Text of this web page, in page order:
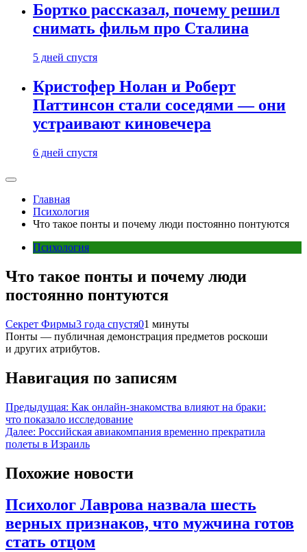
Бортко рассказал, почему решил
снимать фильм про Сталина
5 дней спустя
Кристофер Нолан и Роберт
Паттинсон стали соседями — они
устраивают киновечера
6 дней спустя
Главная
Психология
Что такое понты и почему люди постоянно понтуются
Психология
Что такое понты и почему люди
постоянно понтуются
Секрет Фирмы3 года спустя01 минуты
Понты — публичная демонстрация предметов роскоши
и других атрибутов.
Навигация по записям
Предыдущая: Как онлайн-знакомства влияют на браки:
что показало исследование
Далее: Российская авиакомпания временно прекратила
полеты в Израиль
Похожие новости
Психолог Лаврова назвала шесть
верных признаков, что мужчина готов
стать отцом